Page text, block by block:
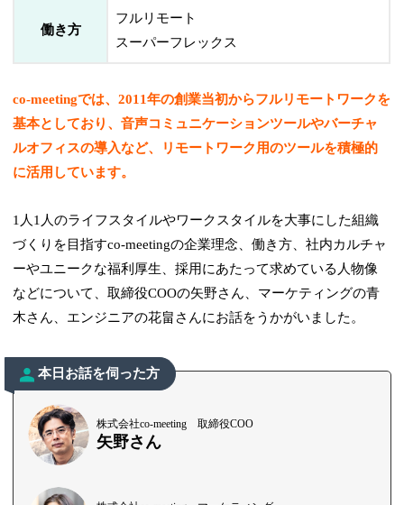
働き方
フルリモート
スーパーフレックス
co-meetingでは、2011年の創業当初からフルリモートワークを
基本としており、音声コミュニケーションツールやバーチャ
ルオフィスの導入など、リモートワーク用のツールを積極的
に活用しています。
1人1人のライフスタイルやワークスタイルを大事にした組織
づくりを目指すco-meetingの企業理念、働き方、社内カルチャ
ーやユニークな福利厚生、採用にあたって求めている人物像
などについて、取締役COOの矢野さん、マーケティングの青
木さん、エンジニアの花畠さんにお話をうかがいました。
本日お話を伺った方
株式会社co-meeting 取締役COO
矢野さん